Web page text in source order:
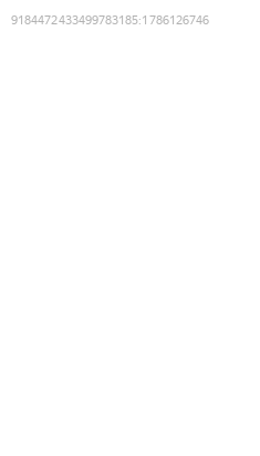
9184472433499783185:1786126746